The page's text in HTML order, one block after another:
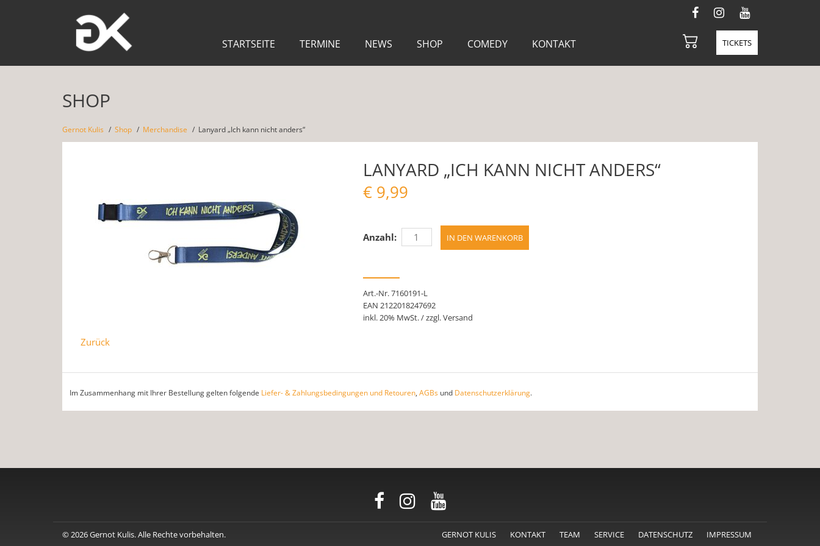
STARTSEITE TERMINE NEWS SHOP COMEDY KONTAKT TICKETS
SHOP
Gernot Kulis Shop Merchandise Lanyard „Ich kann nicht anders“
LANYARD „ICH KANN NICHT ANDERS“
€9,99
Anzahl:
Art.-Nr. 7160191-L
EAN 2122018247692
inkl. 20% MwSt. / zzgl. Versand
Zurück
Im Zusammenhang mit Ihrer Bestellung gelten folgende Liefer- & Zahlungsbedingungen und Retouren, AGBs und Datenschutzerklärung.
© 2026 Gernot Kulis. Alle Rechte vorbehalten. GERNOT KULIS KONTAKT TEAM SERVICE DATENSCHUTZ IMPRESSUM